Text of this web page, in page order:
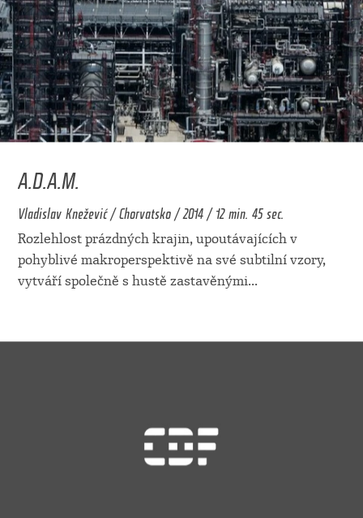
A.D.A.M.
Vladislav Knežević / Chorvatsko / 2014 / 12 min. 45 sec.
Rozlehlost prázdných krajin, upoutávajících v
pohyblivé makroperspektivě na své subtilní vzory,
vytváří společně s hustě zastavěnými...